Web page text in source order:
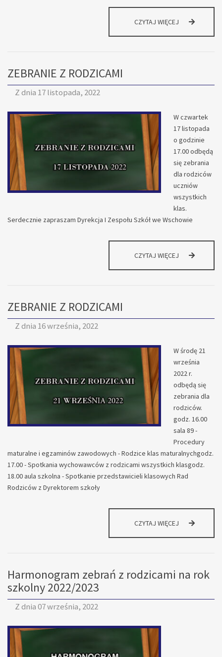
CZYTAJ WIĘCEJ ZEBRANIE
ZEBRANIE Z RODZICAMI
Z dnia 17 listopada, 2022
W czwartek
17 listopada
o godzinie
17.00 odbędą
się zebrania
dla rodziców
uczniów
wszystkich
klas.
Serdecznie zapraszam Dyrekcja I Zespołu Szkół we Wschowie
CZYTAJ WIĘCEJ ZEBRANIE
ZEBRANIE Z RODZICAMI
Z dnia 16 września, 2022
W środę 21
września
2022 r.
odbędą się
zebrania dla
rodziców.
godz. 16.00
sala 89 -
Procedury
maturalne i egzaminów zawodowych - Rodzice klas maturalnychgodz.
17.00 - Spotkania wychowawców z rodzicami wszystkich klasgodz.
18.00 aula szkolna - Spotkanie przedstawicieli klasowych Rad
Rodziców z Dyrektorem szkoły
CZYTAJ WIĘCEJ ZEBRANIE
Harmonogram zebrań z rodzicami na rok
szkolny 2022/2023
Z dnia07 września, 2022